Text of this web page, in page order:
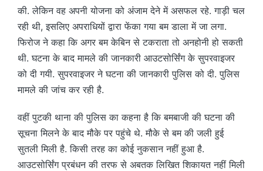
की. लेकिन वह अपनी योजना को अंजाम देने में असफल रहे. गाड़ी चल
रही थी, इसलिए अपराधियों द्वारा फेंका गया बम डाला में जा लगा.
फिरोज ने कहा कि अगर बम केबिन से टकराता तो अनहोनी हो सकती
थी. घटना के बाद मामले की जानकारी आउटसोर्सिंग के सुपरवाइजर
को दी गयी. सुपरवाइजर ने घटना की जानकारी पुलिस को दी. पुलिस
मामले की जांच कर रही है.
वहीं पुटकी थाना की पुलिस का कहना है कि बमबाजी की घटना की
सूचना मिलने के बाद मौके पर पहुंचे थे. मौके से बम की जली हुई
सुतली मिली है. किसी तरह का कोई नुकसान नहीं हुआ है.
आउटसोर्सिंग प्रबंधन की तरफ से अबतक लिखित शिकायत नहीं मिली